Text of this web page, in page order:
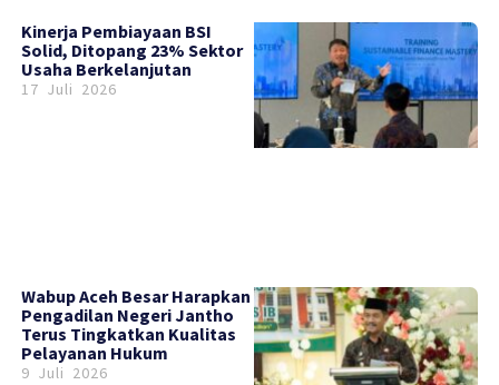
Kinerja Pembiayaan BSI
Solid, Ditopang 23% Sektor
Usaha Berkelanjutan
17 Juli 2026
Wabup Aceh Besar Harapkan
Pengadilan Negeri Jantho
Terus Tingkatkan Kualitas
Pelayanan Hukum
9 Juli 2026